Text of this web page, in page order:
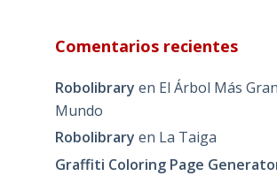
Comentarios recientes
Robolibrary en El Árbol Más
Mundo
Robolibrary en La Taiga
Graffiti Coloring Page